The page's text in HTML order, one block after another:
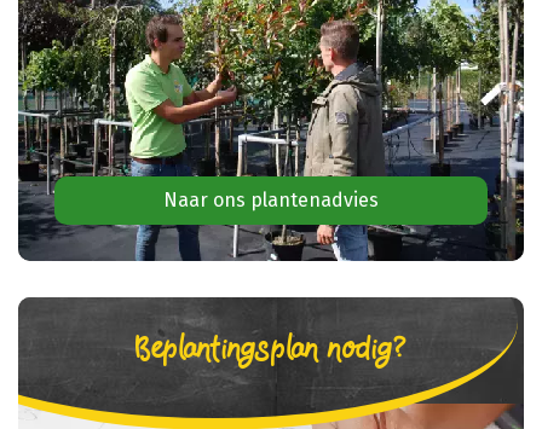
Naar ons plantenadvies
Beplantingsplan nodig?